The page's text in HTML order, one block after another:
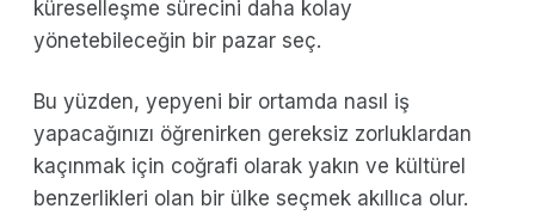
küreselleşme sürecini daha kolay
yönetebileceğin bir pazar seç.
Bu yüzden, yepyeni bir ortamda nasıl iş
yapacağınızı öğrenirken gereksiz zorluklardan
kaçınmak için coğrafi olarak yakın ve kültürel
benzerlikleri olan bir ülke seçmek akıllıca olur.